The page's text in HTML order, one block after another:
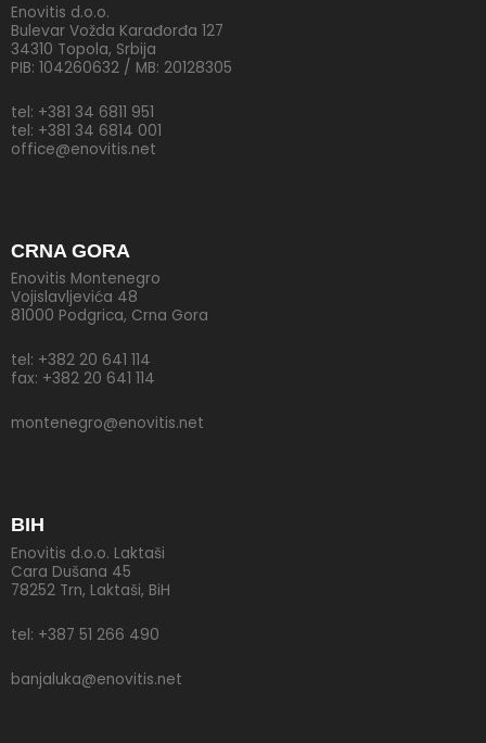
Enovitis d.o.o.
Bulevar Vožda Karađorđa 127
34310 Topola, Srbija
PIB: 104260632 / MB: 20128305
tel: +381 34 6811 951
tel: +381 34 6814 001
office@enovitis.net
CRNA GORA
Enovitis Montenegro
Vojislavljevića 48
81000 Podgrica, Crna Gora
tel: +382 20 641 114
fax: +382 20 641 114
montenegro@enovitis.net
BIH
Enovitis d.o.o. Laktaši
Cara Dušana 45
78252 Trn, Laktaši, BiH
tel: +387 51 266 490
banjaluka@enovitis.net